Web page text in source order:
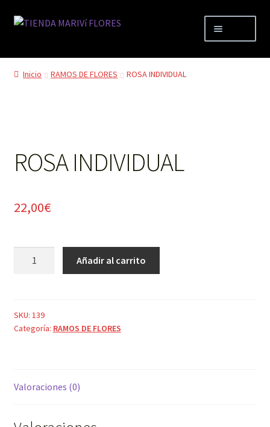
Ir
Ir
TIENDA
FLORISTERIA MARIVÍ
Inicio RAMOS DE FLORES ROSA INDIVIDUAL
ROSA INDIVIDUAL
22,00€
Añadir al carrito
SKU: 139
Categoría: RAMOS DE FLORES
Valoraciones (0)